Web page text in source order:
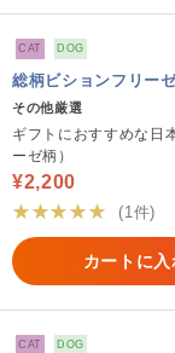
CAT DOG
総柄ビションフリー
その他厳選
ギフトにおすすめな日
ーゼ柄）
¥2,200
★★★★★
(1件)
カートに入
CAT DOG